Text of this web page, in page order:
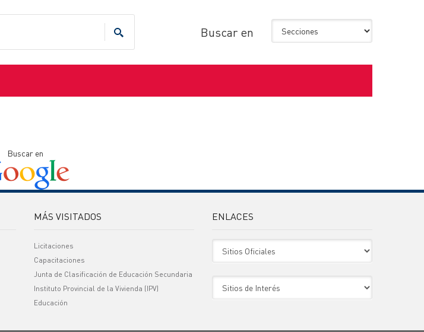
Buscar en
Buscar en
MÁS VISITADOS
Licitaciones
Capacitaciones
Junta de Clasificación de Educación Secundaria
Instituto Provincial de la Vivienda (IPV)
Educación
ENLACES